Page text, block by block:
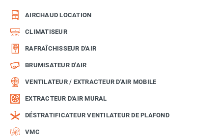
AIRCHAUD LOCATION
CLIMATISEUR
RAFRAÎCHISSEUR D'AIR
BRUMISATEUR D'AIR
VENTILATEUR / EXTRACTEUR D'AIR MOBILE
EXTRACTEUR D'AIR MURAL
DÉSTRATIFICATEUR VENTILATEUR DE PLAFOND
VMC